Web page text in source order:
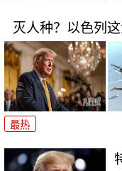
灭人种？以色列
最热